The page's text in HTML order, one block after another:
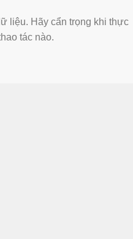
liệu. Hãy cẩn trọng khi thực
tác nào.